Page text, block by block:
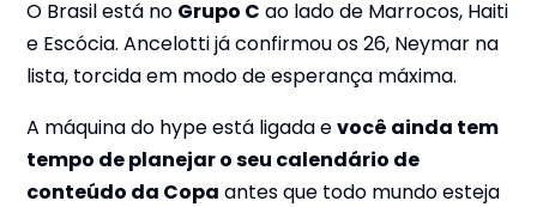
O Brasil está no Grupo C ao lado de Marrocos, Haiti
e Escócia. Ancelotti já confirmou os 26, Neymar na
lista, torcida em modo de esperança máxima.
A máquina do hype está ligada evocê ainda tem
tempo de planejar o seu calendário de
conteúdo da Copa antes que todo mundo esteja